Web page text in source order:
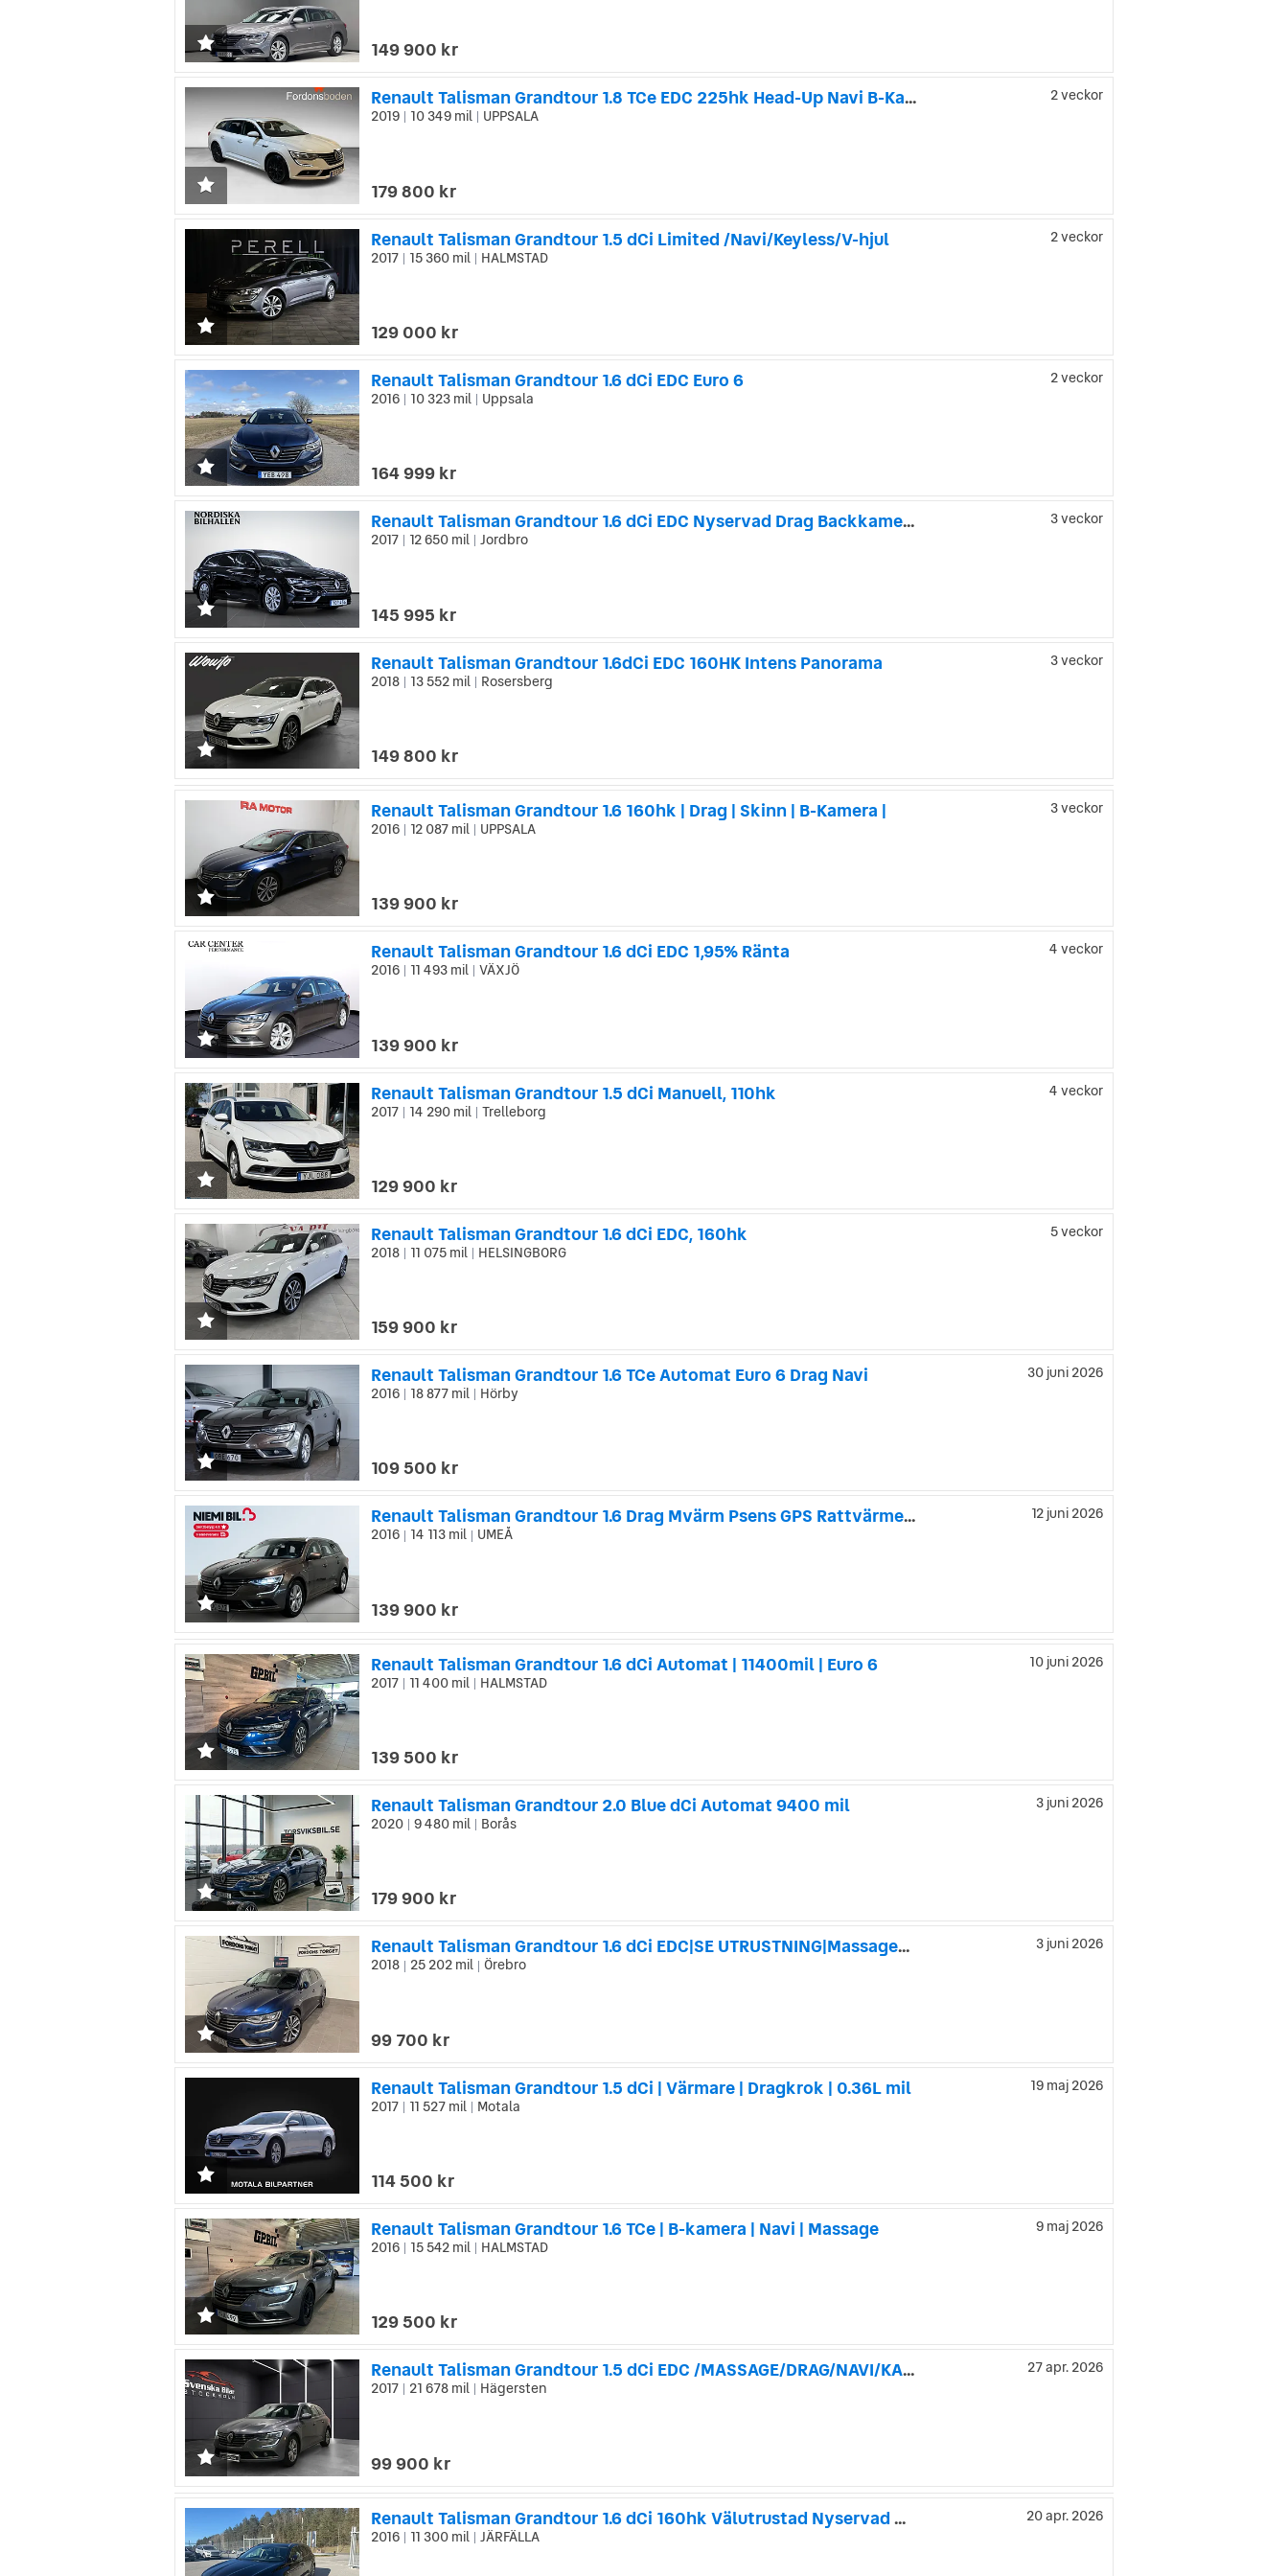
149 900 kr
Renault Talisman Grandtour 1.8 TCe EDC 225hk Head-Up Navi B-Kamera Skinn
2019 10 349 mil UPPSALA
2 veckor
179 800 kr
Renault Talisman Grandtour 1.5 dCi Limited /Navi/Keyless/V-hjul
2017 15 360 mil HALMSTAD
2 veckor
129 000 kr
Renault Talisman Grandtour 1.6 dCi EDC Euro 6
2016 10 323 mil Uppsala
2 veckor
164 999 kr
Renault Talisman Grandtour 1.6 dCi EDC Nyservad Drag Backkamera BOSE
2017 12 650 mil Jordbro
3 veckor
145 995 kr
Renault Talisman Grandtour 1.6dCi EDC 160HK Intens Panorama
2018 13 552 mil Rosersberg
3 veckor
149 800 kr
Renault Talisman Grandtour 1.6 160hk | Drag | Skinn | B-Kamera |
2016 12 087 mil UPPSALA
3 veckor
139 900 kr
Renault Talisman Grandtour 1.6 dCi EDC 1,95% Ränta
2016 11 493 mil VÄXJÖ
4 veckor
139 900 kr
Renault Talisman Grandtour 1.5 dCi Manuell, 110hk
2017 14 290 mil Trelleborg
4 veckor
129 900 kr
Renault Talisman Grandtour 1.6 dCi EDC, 160hk
2018 11 075 mil HELSINGBORG
5 veckor
159 900 kr
Renault Talisman Grandtour 1.6 TCe Automat Euro 6 Drag Navi
2016 18 877 mil Hörby
30 juni 2026
109 500 kr
Renault Talisman Grandtour 1.6 Drag Mvärm Psens GPS Rattvärme S/V-hjul
2016 14 113 mil UMEÅ
12 juni 2026
139 900 kr
Renault Talisman Grandtour 1.6 dCi Automat | 11400mil | Euro 6
2017 11 400 mil HALMSTAD
10 juni 2026
139 500 kr
Renault Talisman Grandtour 2.0 Blue dCi Automat 9400 mil
2020 9 480 mil Borås
3 juni 2026
179 900 kr
Renault Talisman Grandtour 1.6 dCi EDC|SE UTRUSTNING|Massagestol|NyServa
2018 25 202 mil Örebro
3 juni 2026
99 700 kr
Renault Talisman Grandtour 1.5 dCi | Värmare | Dragkrok | 0.36L mil
2017 11 527 mil Motala
19 maj 2026
114 500 kr
Renault Talisman Grandtour 1.6 TCe | B-kamera | Navi | Massage
2016 15 542 mil HALMSTAD
9 maj 2026
129 500 kr
Renault Talisman Grandtour 1.5 dCi EDC /MASSAGE/DRAG/NAVI/KAMERA/COCKPIT
2017 21 678 mil Hägersten
27 apr. 2026
99 900 kr
Renault Talisman Grandtour 1.6 dCi 160hk Välutrustad Nyservad Välvårdad
2016 11 300 mil JÄRFÄLLA
20 apr. 2026